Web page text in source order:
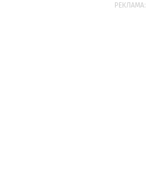
РЕКЛАМА: